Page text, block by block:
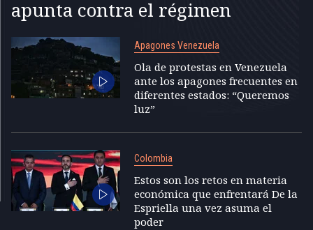
apunta contra el régimen
Apagones Venezuela
Ola de protestas en Venezuela
ante los apagones frecuentes en
diferentes estados: “Queremos
luz”
Colombia
Estos son los retos en materia
económica que enfrentará De la
Espriella una vez asuma el
poder